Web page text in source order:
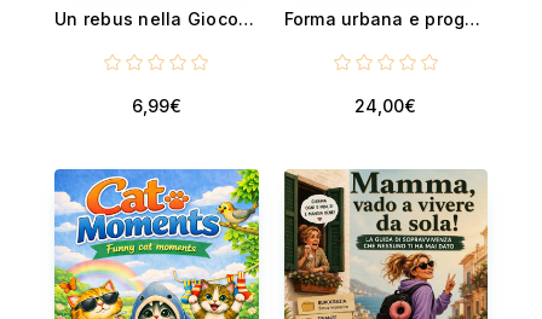
Un rebus nella Gioconda - Tra i due rami del lago di Como
6,99€
Forma urbana e progetto | Urban form and design - prospettive internazionali di ricerca | international research perspectives
24,00€